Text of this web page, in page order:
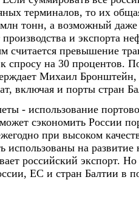
терминалов, то их
млн тонн, а возможный
и экспорта
считается превышение
на 30 процентов.
Михаил
включая и порты стран
- использование
сэкономить России
при высоком
использованы на развитие
российский экспорт. Но
ЕС и стран Балтии в